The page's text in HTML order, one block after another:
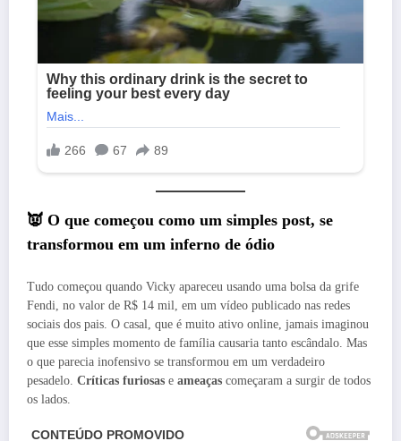
👿 O que começou como um simples post, se
transformou em um inferno de ódio
Tudo começou quando Vicky apareceu usando uma bolsa da grife
Fendi, no valor de R$ 14 mil, em um vídeo publicado nas redes
sociais dos pais. O casal, que é muito ativo online, jamais imaginou
que esse simples momento de família causaria tanto escândalo. Mas
o que parecia inofensivo se transformou em um verdadeiro
pesadelo. Críticas furiosas e ameaças começaram a surgir de todos
os lados.